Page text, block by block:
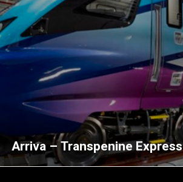
Arriva – Transpenine Express